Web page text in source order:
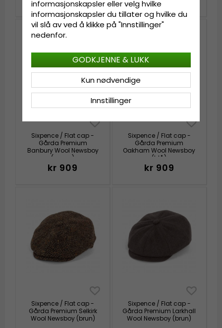
Sixpence / Flat cap -
Gårda Premium
Banbury Wool Newsboy
(grønn)
kr 909
Sixpence / Flat cap -
Gårda Premium
Oakham Wool Newsboy
(blå)
kr 909
Sixpence / Flat cap -
Gårda Premium Selkirk
Wool Newsboy (brun)
Sixpence / Flat cap -
Gårda Premium Larkhall
Wool Newsboy (brun)
informasjonskapsler eller velg hvilke
informasjonskapsler du tillater og hvilke du
vil slå av ved å klikke på "Innstillinger"
nedenfor.
Innstillinger
Kun nødvendige
GODKJENNE & LUKK